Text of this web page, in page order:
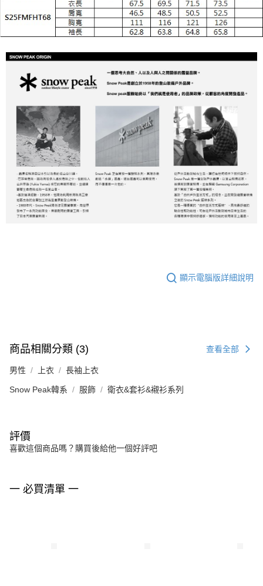
顯示電腦版詳細說明
商品相關分類 (3) 查看全部
男性 上衣 長袖上衣
Snow Peak韓系 服飾 衛衣&套衫&襯衫系列
評價
喜歡這個商品嗎？購買後給他一個好評吧
一 必買清單 一